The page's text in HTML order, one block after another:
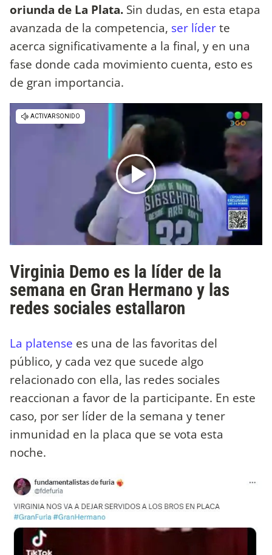
oriunda de La Plata. Sin dudas, en esta etapa
avanzada de la competencia, ser líderte
acerca significativamente a la final, y en una
fase donde cada movimiento cuenta, esto es
de gran importancia.
Virginia Demo es la líder de la
semana en Gran Hermano y las
redes sociales estallaron
La platense es una de las favoritas del
público, y cada vez que sucede algo
relacionado con ella, las redes sociales
reaccionan a favor de la participante. En este
caso, por ser líder de la semana y tener
inmunidad en la placa que se vota esta
noche.